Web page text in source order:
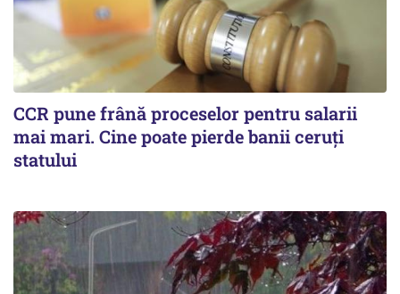
CCR pune frână proceselor pentru salarii
mai mari. Cine poate pierde banii ceruți
statului